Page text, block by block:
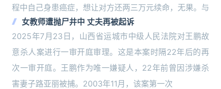
程中自己身患癌症，想让对方还两三万元续命，无果。与
女教师遭抛尸井中 丈夫再被起诉
2025年7月23日，山西省运城市中级人民法院对王鹏故
意杀人案进行一审开庭审理。这是本案时隔22年后的再
次一审开庭。王鹏作为唯一嫌疑人，22年前曾因涉嫌杀
害妻子路亚丽被捕。2003年11月，该案第一次